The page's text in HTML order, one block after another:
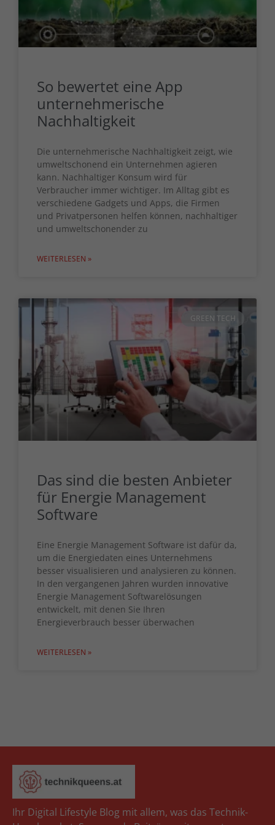
So bewertet eine App
unternehmerische
Nachhaltigkeit
Die unternehmerische Nachhaltigkeit zeigt, wie
umweltschonend ein Unternehmen agieren
kann. Nachhaltiger Konsum wird für
Verbraucher immer wichtiger. Im Alltag gibt es
verschiedene Gadgets und Apps, die Firmen
und Privatpersonen helfen können, nachhaltiger
und umweltschonender zu
WEITERLESEN »
GREEN TECH
Das sind die besten Anbieter
für Energie Management
Software
Eine Energie Management Software ist dafür da,
um die Energiedaten eines Unternehmens
besser visualisieren und analysieren zu können.
In den vergangenen Jahren wurden innovative
Energie Management Softwarelösungen
entwickelt, mit denen Sie Ihren
Energieverbrauch besser überwachen
WEITERLESEN »
Ihr Digital Lifestyle Blog mit allem, was das Technik-
oder sich weitere Informationen anzeigen lassen und so nur
bestimmte Cookies auswählen.
Alle akzeptieren Speichern
Datenschutzeinstellungen
Essenziell (1)
Essenzielle Cookies ermöglichen grundlegende Funktionen und sind für
die einwandfreie Funktion der Website erforderlich.
Externe Medien (7)
Inhalte von Videoplattformen und Social-Media-Plattformen werden
standardmäßig blockiert. Wenn Cookies von externen Medien akzeptiert
werden, bedarf der Zugriff auf diese Inhalte keiner manuellen
Einwilligung mehr.
powered by Borlabs Cookie